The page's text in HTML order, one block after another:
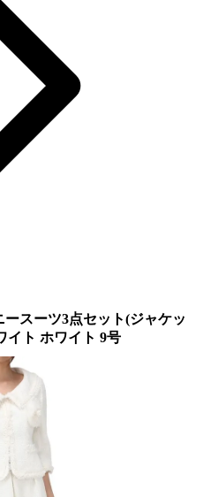
スーツ3点セット(ジャケッ
イト ホワイト 9号